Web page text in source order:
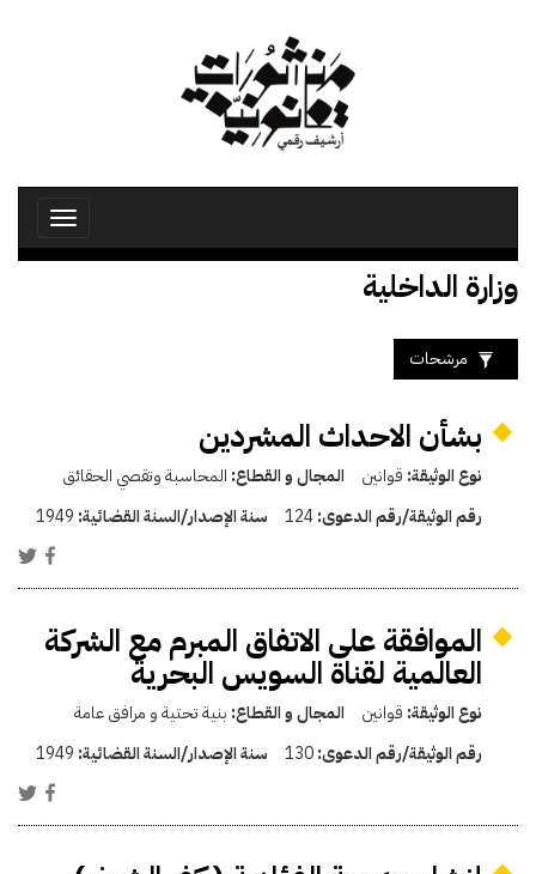
Toggle
وزارة الداخلية
مرشحات
بشأن الاحداث المشردين
نوع الوثيقة: قوانين المجال و القطاع: المحاسبة وتقصي الحقائق
رقم الوثيقة/رقم الدعوى:124 سنة الإصدار/السنة القضائية: 1949
الموافقة على الاتفاق المبرم مع الشركة
العالمية لقناة السويس البحرية
نوع الوثيقة: قوانين المجال و القطاع: بنية تحتية و مرافق عامة
رقم الوثيقة/رقم الدعوى:130 سنة الإصدار/السنة القضائية: 1949